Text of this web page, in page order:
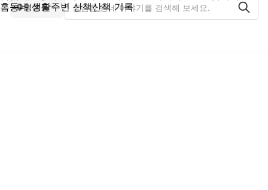
홈동네 생활주변 산책산책 기록
명촌동